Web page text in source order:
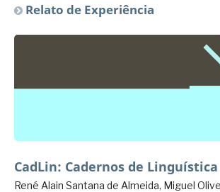
Relato de Experiência
CadLin: Cadernos de Linguística
René Alain Santana de Almeida, Miguel